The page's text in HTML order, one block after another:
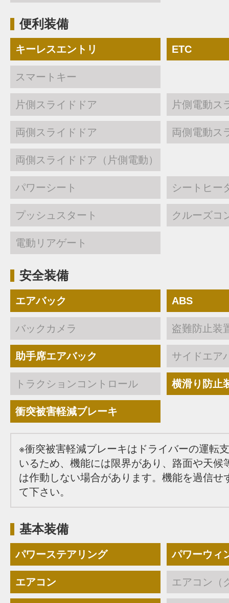
便利装備
キーレスエントリ ETC
スマートキー
片側スライドドア 片側電動ス
両側スライドドア 両側電動ス
両側スライドドア（片側電動）
パワーシート シートヒー
プッシュスタート クルーズコ
電動リアゲート
安全装備
エアバック ABS
バックカメラ 盗難防止装
助手席エアバック サイドエア
トラクションコントロール 横滑り防止
衝突被害軽減ブレーキ
※衝突被害軽減ブレーキはドライバーの運転
いるため、機能には限界があり、路面や天候
は作動しない場合があります。機能を過信せ
て下さい。
基本装備
パワーステアリング パワーウィ
エアコン エアコン（